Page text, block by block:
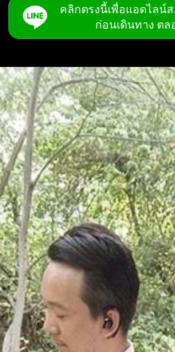
คลิกตรงนี้เพื่อแอดไลน์
ก่อนเดินทาง ตล